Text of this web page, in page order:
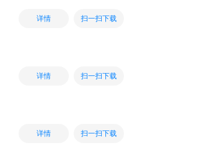
详情 扫一扫下载
详情 扫一扫下载
详情 扫一扫下载